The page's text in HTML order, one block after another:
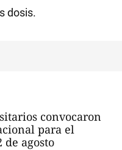
dosis.
convocaron
para el
de agosto